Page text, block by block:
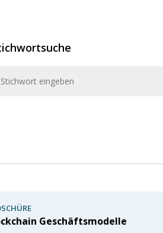
Geschäftsmodelle